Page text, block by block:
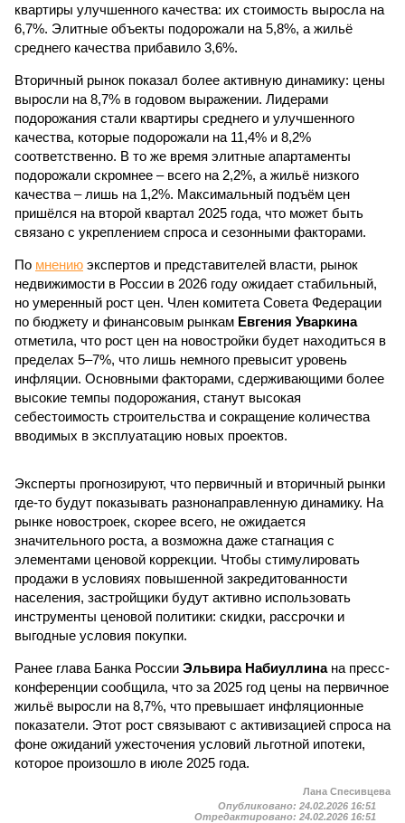
квартиры улучшенного качества: их стоимость выросла на
6,7%. Элитные объекты подорожали на 5,8%, а жильё
среднего качества прибавило 3,6%.
Вторичный рынок показал более активную динамику: цены
выросли на 8,7% в годовом выражении. Лидерами
подорожания стали квартиры среднего и улучшенного
качества, которые подорожали на 11,4% и 8,2%
соответственно. В то же время элитные апартаменты
подорожали скромнее – всего на 2,2%, а жильё низкого
качества – лишь на 1,2%. Максимальный подъём цен
пришёлся на второй квартал 2025 года, что может быть
связано с укреплением спроса и сезонными факторами.
По мнению экспертов и представителей власти, рынок
недвижимости в России в 2026 году ожидает стабильный,
но умеренный рост цен. Член комитета Совета Федерации
по бюджету и финансовым рынкам Евгения Уваркина
отметила, что рост цен на новостройки будет находиться в
пределах 5–7%, что лишь немного превысит уровень
инфляции. Основными факторами, сдерживающими более
высокие темпы подорожания, станут высокая
себестоимость строительства и сокращение количества
вводимых в эксплуатацию новых проектов.
Эксперты прогнозируют, что первичный и вторичный рынки
где-то будут показывать разнонаправленную динамику. На
рынке новостроек, скорее всего, не ожидается
значительного роста, а возможна даже стагнация с
элементами ценовой коррекции. Чтобы стимулировать
продажи в условиях повышенной закредитованности
населения, застройщики будут активно использовать
инструменты ценовой политики: скидки, рассрочки и
выгодные условия покупки.
Ранее глава Банка России Эльвира Набиуллинана пресс-
конференции сообщила, что за 2025 год цены на первичное
жильё выросли на 8,7%, что превышает инфляционные
показатели. Этот рост связывают с активизацией спроса на
фоне ожиданий ужесточения условий льготной ипотеки,
которое произошло в июле 2025 года.
Лана Спесивцева
Опубликовано: 24.02.2026 16:51
Отредактировано: 24.02.2026 16:51